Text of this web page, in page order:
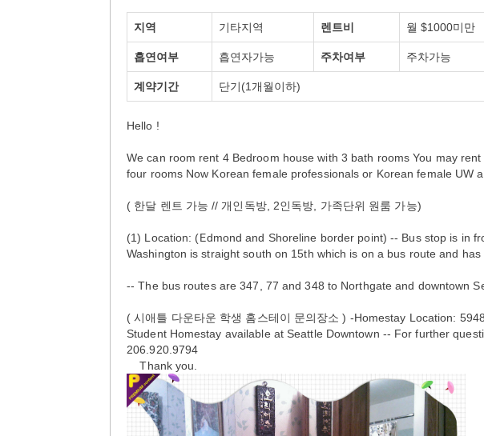
지역 기타지역 렌트비 월 $1000미만
흡연여부 흡연자가능 주차여부 주차가능
계약기간 단기(1개월이하)
Hello !
We can room rent 4 Bedroom house with 3 bath rooms You may
four rooms Now Korean female professionals or Korean female UW
( 한달 렌트 가능 // 개인독방, 2인독방, 가족단위 원룸 가능)
(1) Location: (Edmond and Shoreline border point) -- Bus stop is in
Washington is straight south on 15th which is on a bus route and has
-- The bus routes are 347, 77 and 348 to Northgate and downtown
( 시애틀 다운타운 학생 홈스테이 문의장소 ) -Homestay Location:
Student Homestay available at Seattle Downtown -- For further
206.920.9794
Thank you.